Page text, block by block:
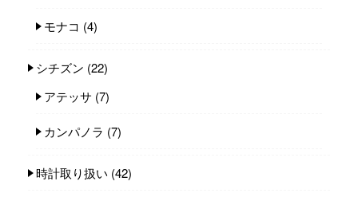
モナコ (4)
シチズン (22)
アテッサ (7)
カンパノラ (7)
時計取り扱い (42)